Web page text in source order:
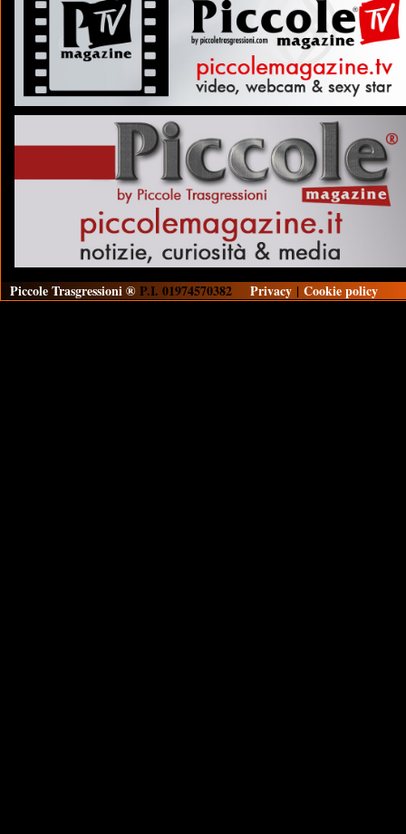
Piccole Trasgressioni ® P.I. 01974570382 Privacy | Cookie policy